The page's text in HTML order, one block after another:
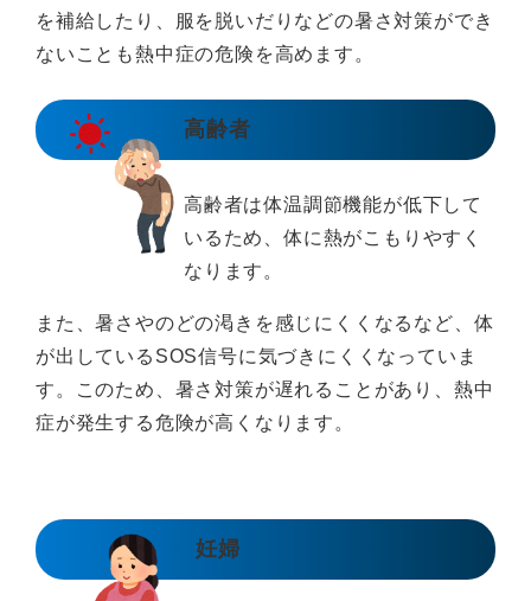
を補給したり、服を脱いだりなどの暑さ対策ができ
ないことも熱中症の危険を高めます。
高齢者
高齢者は体温調節機能が低下して
いるため、体に熱がこもりやすく
なります。
また、暑さやのどの渇きを感じにくくなるなど、体
が出しているSOS信号に気づきにくくなっていま
す。このため、暑さ対策が遅れることがあり、熱中
症が発生する危険が高くなります。
妊婦